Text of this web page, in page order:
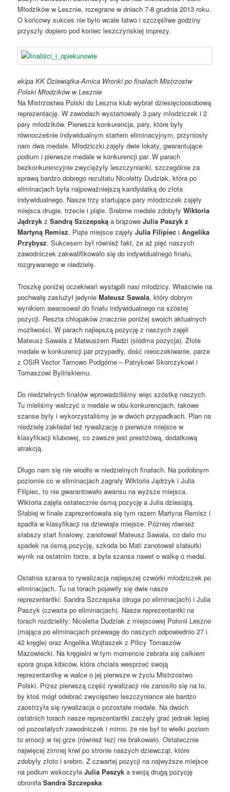
Młodzików w Lesznie, rozegrane w dniach 7-8 grudnia 2013 roku.
O końcowy sukces nie było wcale łatwo i szczęśliwe godziny
przyszły dopiero pod koniec leszczyńskiej imprezy.
ekipa KK Dziewiątka-Amica Wronki po finałach Mistrzostw
Polski Młodzików w Lesznie
Na Mistrzostwa Polski do Leszna klub wybrał dziesięcioosobową
reprezentację. W zawodach wystartowały 3 pary młodziczek i 2
pary młodzików. Pierwsza konkurencja, pary, które były
równocześnie indywidualnym startem eliminacyjnym, przyniosły
nam dwa medale. Młodziczki zajęły dwie lokaty, gwarantujące
podium i pierwsze medale w konkurencji par. W parach
bezkonkurencyjnie zwyciężyły leszczynianki, szczególnie za
sprawą bardzo dobrego rezultatu Nicoletty Dudziak, która po
eliminacjach była najpoważniejszą kandydatką do złota
indywidualnego. Nasze trzy startujące pary młodziczek zajęły
miejsca drugie, trzecie i piąte. Srebrne medale zdobyłyWiktoria
Jądrzyk zSandrą Szczepską a brązoweJulia Paszyk z
Martyną Remisz. Piąte miejsce zajęłyJulia FilipieciAngelika
Przybysz. Sukcesem był również fakt, że aż pięć naszych
zawodniczek zakwalifikowało się do indywidualnego finału,
rozgrywanego w niedzielę.
Troszkę poniżej oczekiwań wystąpili nasi młodzicy. Właściwie na
pochwałę zasłużył jedynieMateusz Sawala, który dobrym
wynikiem awansował do finału indywidualnego na szóstej
pozycji. Reszta chłopaków znacznie poniżej swoich aktualnych
możliwości. W parach najlepszą pozycję z naszych zajęli
Mateusz Sawala z Mateuszem Radzi (siódma pozycja). Złote
medale w konkurencji par przypadły, dość nieoczekiwanie, parze
z OSiR Vector Tarnowo Podgórne – Patrykowi Skorczykowi i
Tomaszowi Bylińskiemu.
Do niedzielnych finałów wprowadziliśmy więc szóstkę naszych.
Tu mieliśmy walczyć o medale w obu konkurencjach, takowe
szanse były i wykorzystaliśmy je w dwóch przypadkach. Plan na
niedzielę zakładał też rywalizację o pierwsze miejsce w
klasyfikacji klubowej, co zawsze jest prestiżową, dodatkową
atrakcją.
Długo nam się nie wiodło w niedzielnych finałach. Na podobnym
poziomie co w eliminacjach zagrały Wiktoria Jądrzyk i Julia
Filipiec, to nie gwarantowało awansu na wyższe miejsca.
Wiktoria zajęła ostatecznie ósmą pozycję a Julia dziesiątą.
Słabiej w finale zaprezentowała się tym razem Martyna Remisz i
spadła w klasyfikacji na dziewiąte miejsce. Później również
słabszy start finałowy, zanotował Mateusz Sawala, co dało mu
spadek na ósmą pozycję, szkoda bo Mati zanotował słabiutki
wynik na ostatnim torze, a była szansa nawet o walkę o medal.
Ostatnia szansa to rywalizacja najlepszej czwórki młodziczek po
eliminacjach. Tu na torach pojawiły się dwie nasze
reprezentantki: Sandra Szczepska (druga po eliminacjach) i Julia
Paszyk (czwarta po eliminacjach). Nasze reprezentantki na
torach rozdzieliły: Nicoletta Dudziak z miejscowej Polonii Leszno
(mająca po eliminacjach przewagę do naszych odpowiednio 27 i
42 kręgle) oraz Angelika Wojtaszek z Pilicy Tomaszów
Mazowiecki. Na kręgielni w tym momencie zebrała się całkiem
spora grupa kibiców, która chciała wesprzeć swoją
reprezentantkę w walce o jej pierwsze w życiu Mistrzostwo
Polski. Przez pierwszą część rywalizacji nie zanosiło się na to,
by ktoś mógł odebrać zwycięstwo leszczyniance ale bardzo
zaostrzyła się rywalizacja o pozostałe medale. Na dwóch
ostatnich torach nasze reprezentantki zaczęły grać jednak lepiej
od pozostałych zawodniczek i mimo, że nie był to wielki poziom
to emocji w tej grze (również łez) nie brakowało. Ostatecznie
najwięcej zimnej krwi po stronie naszych dziewcząt, które
zdobyły złoto i srebro. Z czwartej pozycji na najwyższe miejsce
na podium wskoczyłaJulia Paszyk a swoją drugą pozycję
obroniłaSandra Szczepska.